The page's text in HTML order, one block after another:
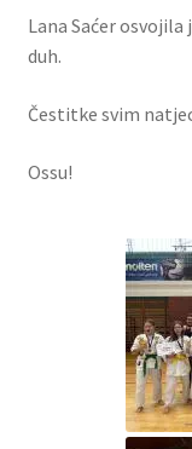
Lana Saćer
duh.
Čestitke svim
Ossu!